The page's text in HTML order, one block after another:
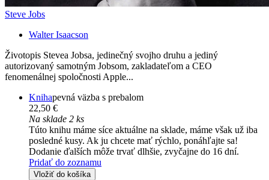
Steve Jobs
Walter Isaacson
Životopis Stevea Jobsa, jedinečný svojho druhu a jediný
autorizovaný samotným Jobsom, zakladateľom a CEO
fenomenálnej spoločnosti Apple...
Knihapevná väzba s prebalom
22,50 €
Na sklade 2 ks
Túto knihu máme síce aktuálne na sklade, máme však už iba
posledné kusy. Ak ju chcete mať rýchlo, ponáhľajte sa!
Dodanie ďalších môže trvať dlhšie, zvyčajne do 16 dní.
Pridať do zoznamu
Vložiť do košíka